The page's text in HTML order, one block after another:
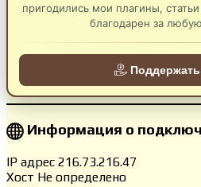
пригодились мои плагины,
благодарен за
Поддержать
Информация о
IP адрес 216.73.216.47
Хост Не определено